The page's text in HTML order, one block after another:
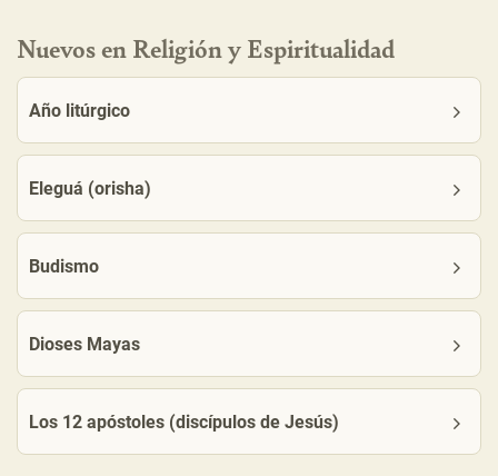
Nuevos en Religión y Espiritualidad
Año litúrgico
Eleguá (orisha)
Budismo
Dioses Mayas
Los 12 apóstoles (discípulos de Jesús)